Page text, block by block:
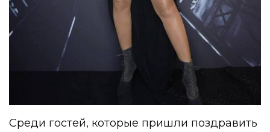
Среди гостей, которые пришли поздравить